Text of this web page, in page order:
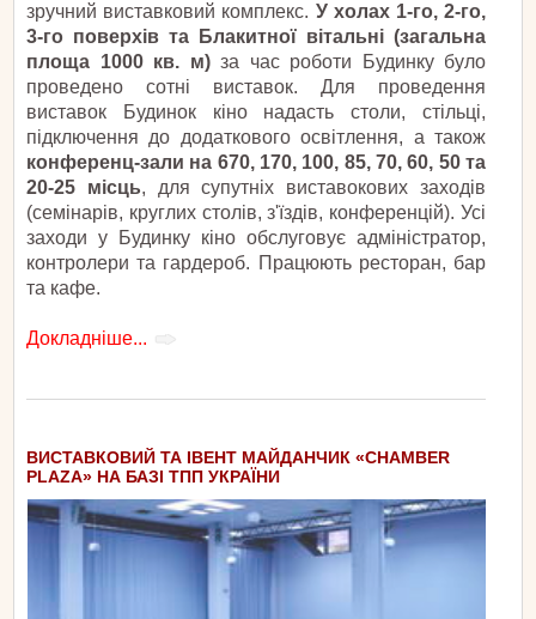
зручний виставковий комплекс. У холах 1-го, 2-го,
3-го поверхів та Блакитної вітальні (загальна
площа 1000 кв. м) за час роботи Будинку було
проведено сотні виставок. Для проведення
виставок Будинок кіно надасть столи, стільці,
підключення до додаткового освітлення, а також
конференц-зали на 670, 170, 100, 85, 70, 60, 50 та
20-25 місць,
для супутніх виставокових заходів
(семінарів, круглих столів, з'їздів, конференцій). Усі
заходи у Будинку кіно обслуговує адміністратор,
контролери та гардероб. Працюють ресторан, бар
та кафе.
Докладніше...
ВИСТАВКОВИЙ ТА ІВЕНТ МАЙДАНЧИК «CHAMBER
PLAZA» НА БАЗІ ТПП УКРАЇНИ